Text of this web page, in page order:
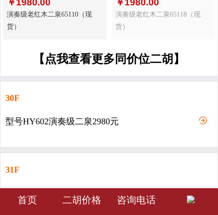
演奏级老红木二泉65110（现
货）
演奏级老红木二泉65118（现
货）
【点我查看更多同价位二胡】
30F
型号HY602演奏级二泉2980元
31F
型号HY603-演奏级二泉3980元
󰀁 󰀅
首页 二胡价格 咨询电话